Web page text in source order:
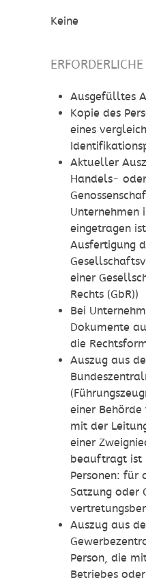
Keine
Ausgefülltes
Kopie des
eines
Aktueller
Handels- oder
Unternehmen
eingetragen
Ausfertigung
einer
Rechts (GbR))
Bei
Dokumente
die
Auszug aus
einer
mit der
einer
beauftragt ist
Personen: für
Satzung oder
Auszug aus
Person, die
Betriebes